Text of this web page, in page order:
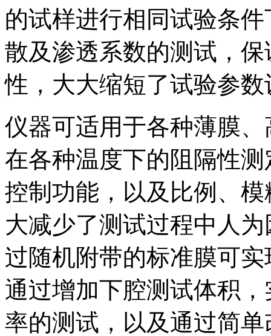
的试样进行相同试验条
散及渗透系数的测试，
性，大大缩短了试验参
仪器可适用于各种薄膜
在各种温度下的阻隔性
控制功能，以及比例、
大减少了测试过程中人
过随机附带的标准膜可
通过增加下腔测试体积
率的测试，以及通过简